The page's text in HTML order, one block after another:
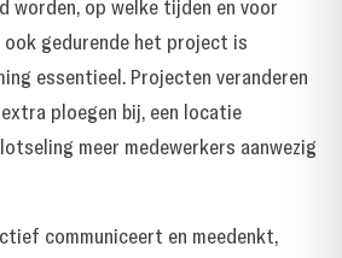
worden, op welke tijden en voor
ook gedurende het project is
essentieel. Projecten veranderen
ploegen bij, een locatie
meer medewerkers aanwezig
communiceert en meedenkt,